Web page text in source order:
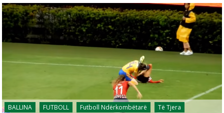
BALLINA FUTBOLL Futboll Ndërkombëtarë Të Tjera